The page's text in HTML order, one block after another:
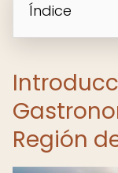
Índice
Región